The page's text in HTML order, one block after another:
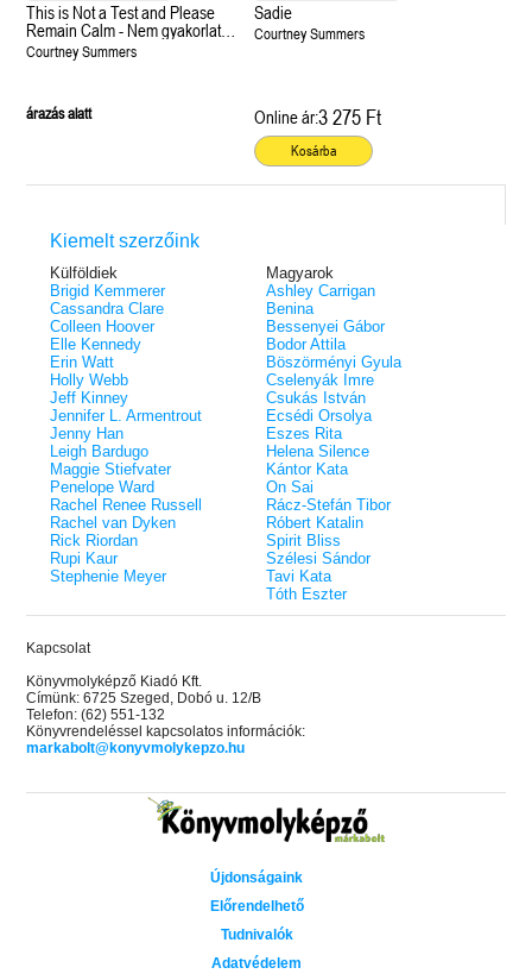
This is Not a Test and Please
Remain Calm - Nem gyakorlat
és Kérjük, maradjanak
higgadtak!
Courtney Summers
árazás alatt
Sadie
Courtney Summers
Online ár:3 275 Ft
Kosárba
Kiemelt szerzőink
Külföldiek
Brigid Kemmerer
Cassandra Clare
Colleen Hoover
Elle Kennedy
Erin Watt
Holly Webb
Jeff Kinney
Jennifer L. Armentrout
Jenny Han
Leigh Bardugo
Maggie Stiefvater
Penelope Ward
Rachel Renee Russell
Rachel van Dyken
Rick Riordan
Rupi Kaur
Stephenie Meyer
Magyarok
Ashley Carrigan
Benina
Bessenyei Gábor
Bodor Attila
Böszörményi Gyula
Cselenyák Imre
Csukás István
Ecsédi Orsolya
Eszes Rita
Helena Silence
Kántor Kata
On Sai
Rácz-Stefán Tibor
Róbert Katalin
Spirit Bliss
Szélesi Sándor
Tavi Kata
Tóth Eszter
Kapcsolat
Könyvmolyképző Kiadó Kft.
Címünk: 6725 Szeged, Dobó u. 12/B
Telefon: (62) 551-132
Könyvrendeléssel kapcsolatos információk:
markabolt@konyvmolykepzo.hu
Újdonságaink
Előrendelhető
Tudnivalók
Adatvédelem